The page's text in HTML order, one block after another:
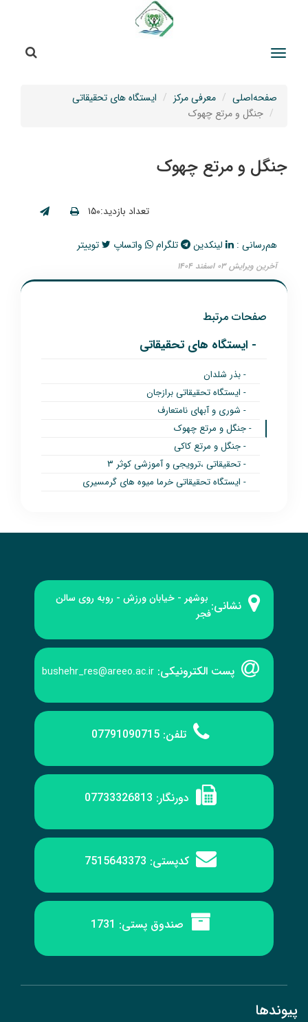
صفحه‌اصلی معرفی مرکز
ایستگاه های تحقیقاتی
جنگل و مرتع چهوک
جنگل و مرتع چهوک
تعداد بازدید:۱۵۰
هم‌رسانی : لینکدین تلگرام واتساپ توییتر
آخرین ویرایش ۰۳ اسفند ۱۴۰۴
صفحات مرتبط
- ایستگاه های تحقیقاتی
- بذر شلدان
- ایستگاه تحقیقاتی برازجان
- شوری و آبهای نامتعارف
- جنگل و مرتع چهوک
- جنگل و مرتع کاکی
- تحقیقاتی ،ترویجی و آموزشی کوثر ۳
- ایستگاه تحقیقاتی خرما میوه های گرمسیری
نشانی: بوشهر - خیابان ورزش - روبه‌ روی سالن
فجر
پست الکترونیکی: bushehr_res@areeo.ac.ir
تلفن: 07791090715
دورنگار: 07733326813
کدپستی: 7515643373
صندوق پستی: 1731
پیوند‌ها